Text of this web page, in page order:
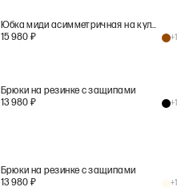
Юбка миди асимметричная на кулиске
15 980 ₽ +1
Брюки на резинке с защипами
13 980 ₽ +1
Брюки на резинке с защипами
13 980 ₽ +1